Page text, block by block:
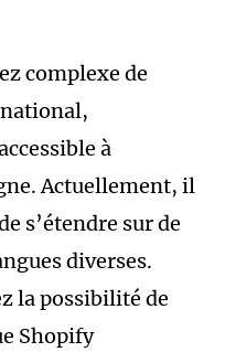
complexe de
à
Actuellement, il
s’étendre sur de
diverses.
la possibilité de
Shopify